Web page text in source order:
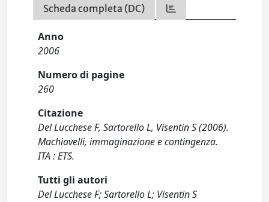
Scheda completa (DC)
Anno
2006
Numero di pagine
260
Citazione
Del Lucchese F, Sartorello L, Visentin S (2006).
Machiavelli, immaginazione e contingenza.
ITA : ETS.
Tutti gli autori
Del Lucchese F; Sartorello L; Visentin S